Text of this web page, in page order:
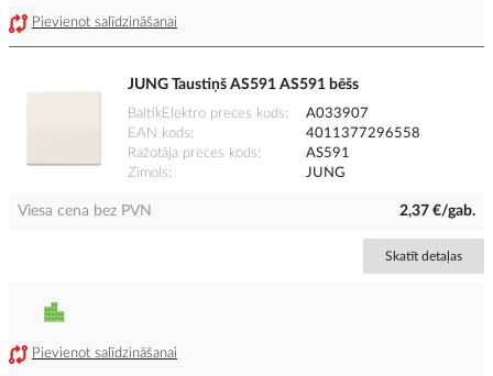
Pievienot salīdzināšanai
JUNG Taustiņš AS591 AS591 bēšs
BaltikElektro preces kods
A033907
EAN kods
4011377296558
Ražotāja preces kods
AS591
Zīmols
JUNG
Viesa cena bez PVN 2,37 €/gab.
Skatīt detaļas
Pievienot salīdzināšanai